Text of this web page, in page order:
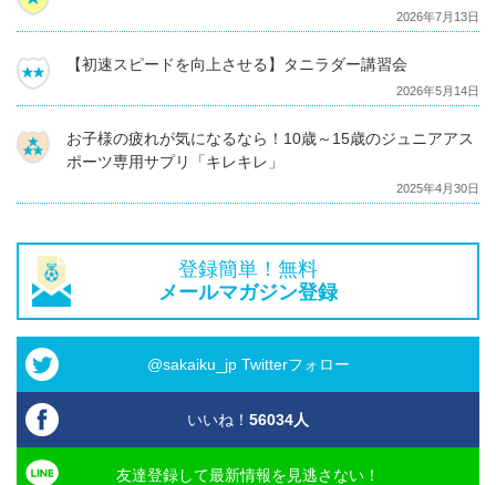
2026年7月13日
【初速スピードを向上させる】タニラダー講習会
2026年5月14日
お子様の疲れが気になるなら！10歳～15歳のジュニアアス
ポーツ専用サプリ「キレキレ」
2025年4月30日
登録簡単！無料
メールマガジン登録
@sakaiku_jp Twitterフォロー
いいね！ 56034人
友達登録して最新情報を見逃さない！